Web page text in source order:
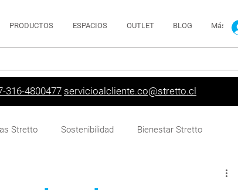
PRODUCTOS ESPACIOS OUTLET BLOG Más
316-4800477 servicioalcliente.co@stretto.cl
Stretto Sostenibilidad Bienestar Stretto